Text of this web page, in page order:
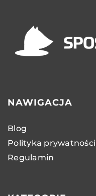
NAWIGACJA
Blog
Polityka prywatności
Regulamin